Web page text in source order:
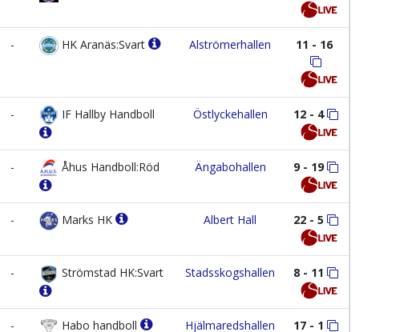
- HK Aranäs:Svart Alströmerhallen 11 - 16
- IF Hallby Handboll Östlyckehallen 12 - 4
- Åhus Handboll:Röd Ängabohallen 9 - 19
- Marks HK Albert Hall 22 - 5
- Strömstad HK:Svart Stadsskogshallen 8 - 11
- Habo handboll Hjälmaredshallen 17 - 1